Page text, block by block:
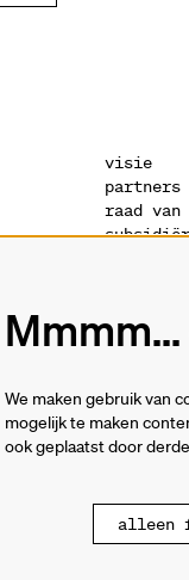
visie
partners
raad van
cookies
We maken gebruik van
mogelijk te maken
ook geplaatst door
alleen